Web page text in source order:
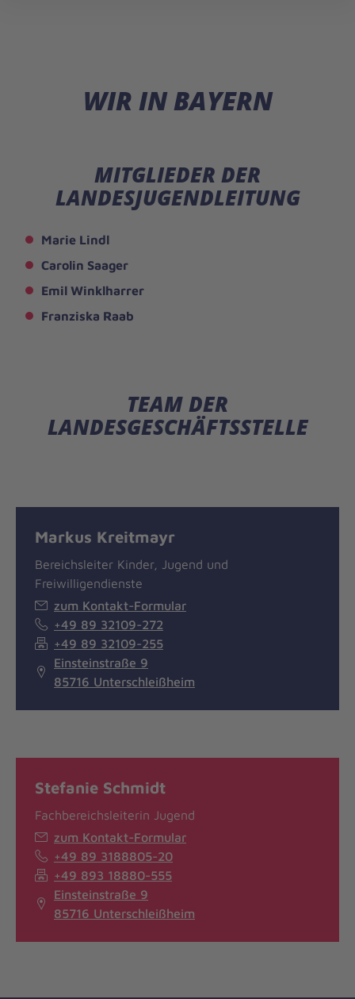
WIR IN BAYERN
MITGLIEDER DER
LANDESJUGENDLEITUNG
Marie Lindl
Carolin Saager
Emil Winklharrer
Franziska Raab
TEAM DER
LANDESGESCHÄFTSSTELLE
Markus Kreitmayr
Bereichsleiter Kinder, Jugend und
Freiwilligendienste
zum Kontakt-Formular
+49 89 32109-272
+49 89 32109-255
Einsteinstraße 9
85716 Unterschleißheim
Stefanie Schmidt
Fachbereichsleiterin Jugend
zum Kontakt-Formular
+49 89 3188805-20
+49 893 18880-555
Einsteinstraße 9
85716 Unterschleißheim